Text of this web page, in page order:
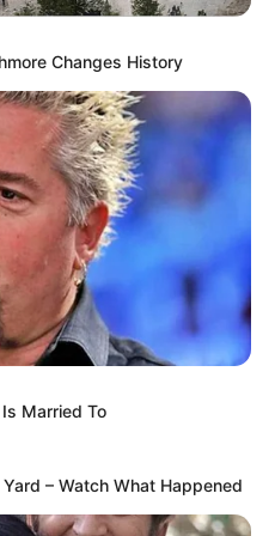
16. und 17. Jahrhundert
Die Klosteranlage mit dem
besichtigt und für
werden. Informationen
.
bei Rotenburg an der
Waldstück können
auf sechs Parcours klettern
sowie ihre Ausdauer
www.teamkletterwald.de .
- Mit einer Höhe
ist das Knüllköpfchen einer
Der 12 Meter
Franke-Turm) ist
Breitenau - Bei Guxhagen
Changes History
Married To
– Watch What Happened